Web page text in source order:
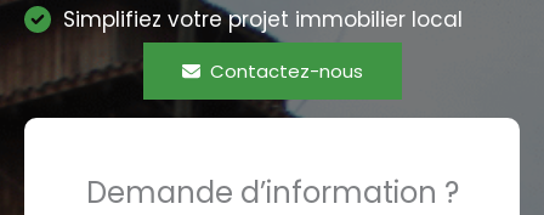
Simplifiez votre projet immobilier local
Contactez-nous
Demande d’information ?